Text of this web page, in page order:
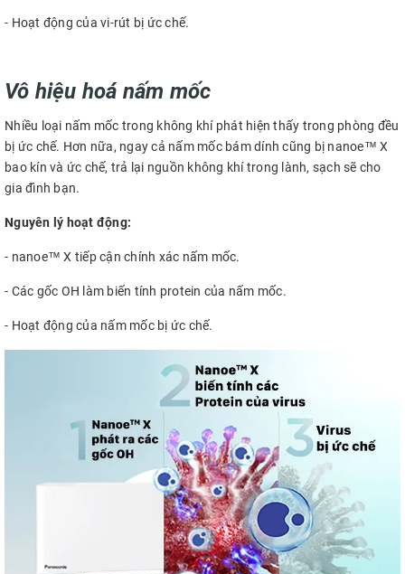
- Hoạt động của vi-rút bị ức chế.
Vô hiệu hoá nấm mốc
Nhiều loại nấm mốc trong không khí phát hiện thấy trong phòng đều
bị ức chế. Hơn nữa, ngay cả nấm mốc bám dính cũng bị nanoe™ X
bao kín và ức chế, trả lại nguồn không khí trong lành, sạch sẽ cho
gia đình bạn.
Nguyên lý hoạt động:
- nanoe™ X tiếp cận chính xác nấm mốc.
- Các gốc OH làm biến tính protein của nấm mốc.
- Hoạt động của nấm mốc bị ức chế.